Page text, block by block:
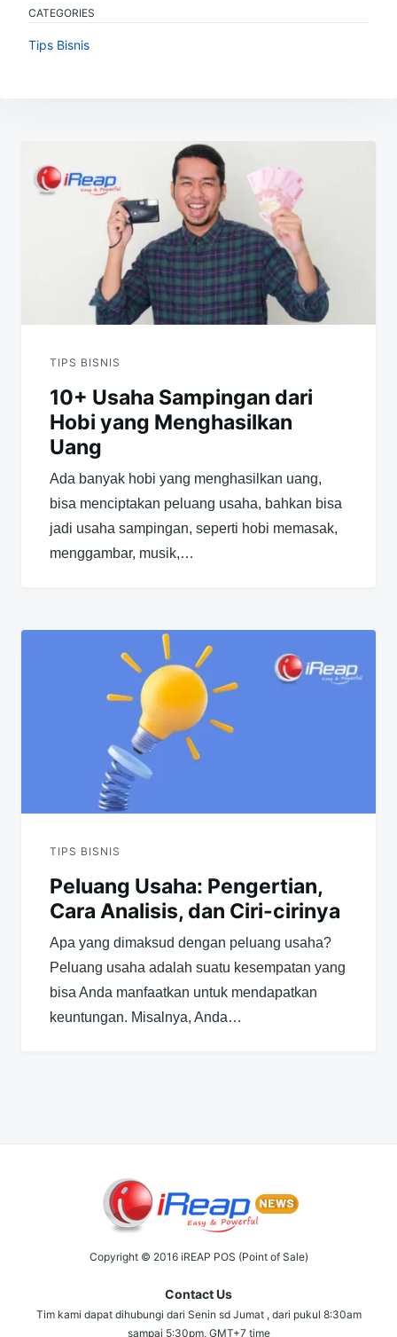
CATEGORIES
Tips Bisnis
TIPS BISNIS
10+ Usaha Sampingan dari
Hobi yang Menghasilkan
Uang
Ada banyak hobi yang menghasilkan uang,
bisa menciptakan peluang usaha, bahkan bisa
jadi usaha sampingan, seperti hobi memasak,
menggambar, musik,…
TIPS BISNIS
Peluang Usaha: Pengertian,
Cara Analisis, dan Ciri-cirinya
Apa yang dimaksud dengan peluang usaha?
Peluang usaha adalah suatu kesempatan yang
bisa Anda manfaatkan untuk mendapatkan
keuntungan. Misalnya, Anda…
Copyright © 2016 iREAP POS (Point of Sale)
Contact Us
Tim kami dapat dihubungi dari Senin sd Jumat , dari pukul 8:30am
sampai 5:30pm, GMT+7 time